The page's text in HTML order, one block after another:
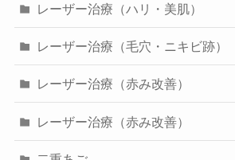
レーザー治療（ハリ・美肌）
レーザー治療（毛穴・ニキビ跡）
レーザー治療（赤み改善）
レーザー治療（赤み改善）